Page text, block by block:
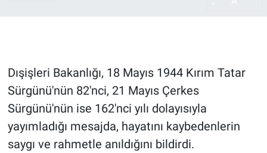
Dışişleri Bakanlığı, 18 Mayıs 1944 Kırım Tatar
Sürgünü'nün 82'nci, 21 Mayıs Çerkes
Sürgünü'nün ise 162'nci yılı dolayısıyla
yayımladığı mesajda, hayatını kaybedenlerin
saygı ve rahmetle anıldığını bildirdi.